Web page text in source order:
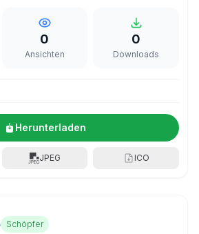
0
Ansichten
0
Downloads
Herunterladen
JPEG ICO
Schöpfer